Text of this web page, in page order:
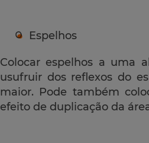
Espelhos
Colocar espelhos a uma
usufruir dos reflexos do
maior. Pode também
efeito de duplicação da